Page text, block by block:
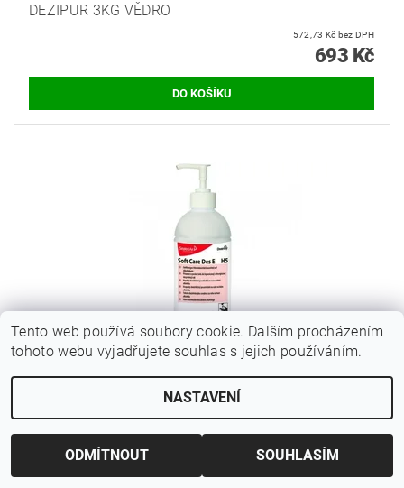
DEZIPUR 3KG VĚDRO
572,73 Kč bez DPH
693 Kč
SOFT CARE DES E H5 DEZINFEKCE NA RUCE, 500
164,46 Kč bez DPH
Tento web používá soubory cookie. Dalším procházením
tohoto webu vyjadřujete souhlas s jejich používáním.
NASTAVENÍ
ODMÍTNOUT SOUHLASÍM